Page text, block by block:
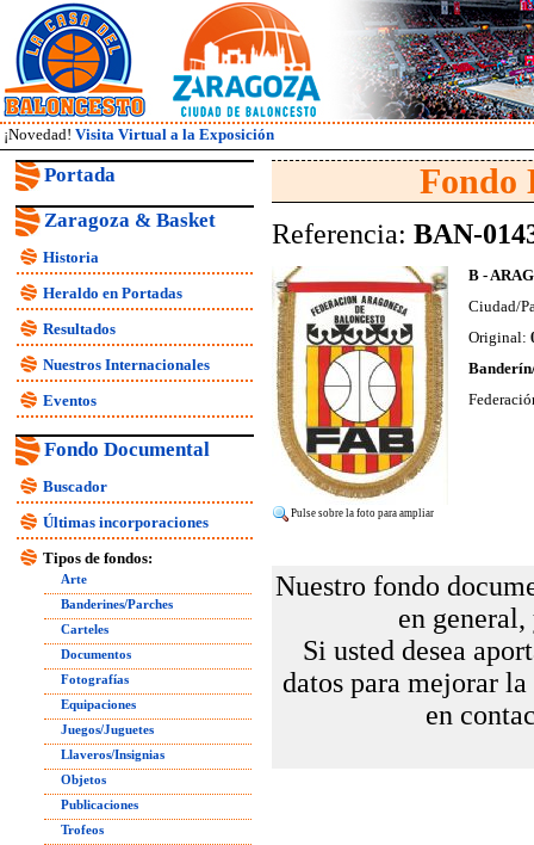
¡Novedad! Visita Virtual a la Exposición
Portada
Zaragoza & Basket
Historia
Heraldo en Portadas
Resultados
Nuestros Internacionales
Eventos
Fondo Documental
Buscador
Últimas incorporaciones
Tipos de fondos:
Arte
Banderines/Parches
Carteles
Documentos
Fotografías
Equipaciones
Juegos/Juguetes
Llaveros/Insignias
Objetos
Publicaciones
Trofeos
Fondo
Referencia: BAN-
Pulse sobre la foto para ampliar
B -
Ciudad/
Original:
Nuestro fondo
en
Si usted desea
datos para mejorar
en